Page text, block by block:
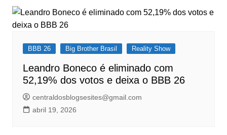
BBB 26 Big Brother Brasil Reality Show
Leandro Boneco é eliminado com
52,19% dos votos e deixa o BBB 26
centraldosblogsesites@gmail.com
abril 19, 2026